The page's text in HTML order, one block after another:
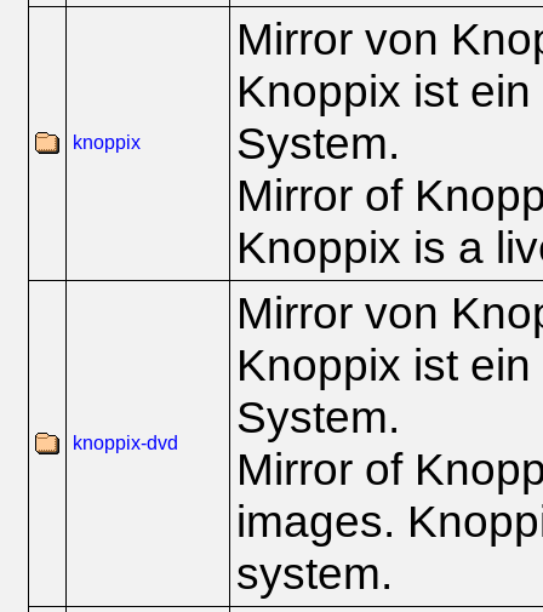
knoppix
Mirror von
Knoppix ist
System.
Mirror of
Knoppix is a
knoppix-dvd
Mirror von
Knoppix ist
System.
Mirror of
images.
system.